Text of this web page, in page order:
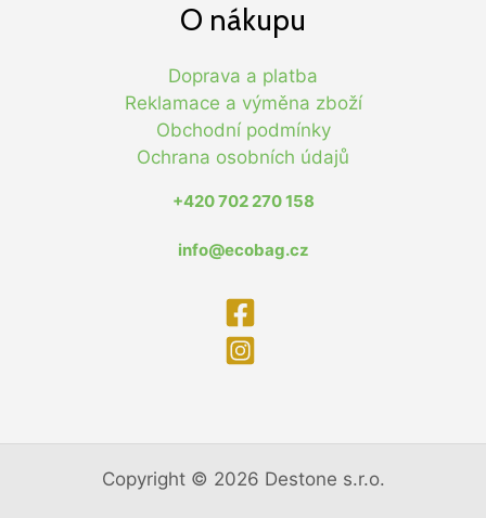
O nákupu
Doprava a platba
Reklamace a výměna zboží
Obchodní podmínky
Ochrana osobních údajů
+420 702 270 158
info@ecobag.cz
Copyright © 2026 Destone s.r.o.